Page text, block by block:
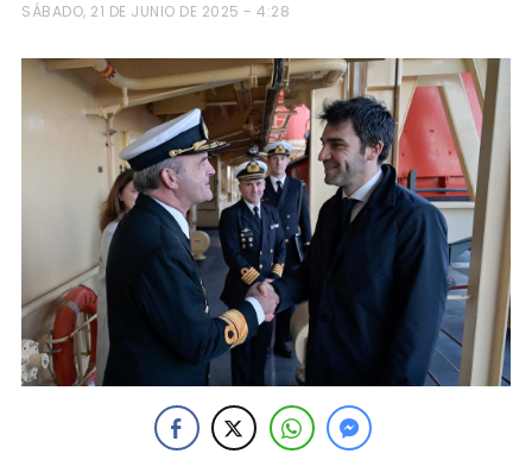
SÁBADO, 21 DE JUNIO DE 2025 - 4:28